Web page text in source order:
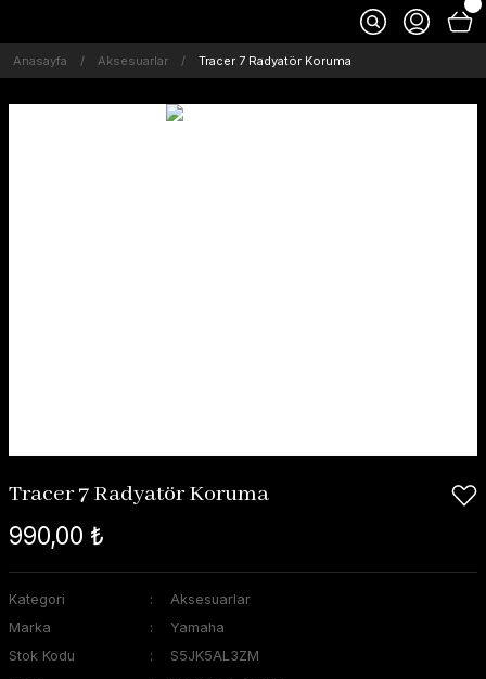
Anasayfa Aksesuarlar Tracer 7 Radyatör Koruma
Tracer 7 Radyatör Koruma
990,00 ₺
Kategori
Aksesuarlar
Marka
Yamaha
Stok Kodu
S5JK5AL3ZM